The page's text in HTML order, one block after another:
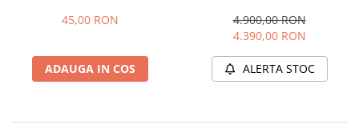
45,00 RON
ADAUGA IN COS
4.900,00 RON
4.390,00 RON
ALERTA STOC